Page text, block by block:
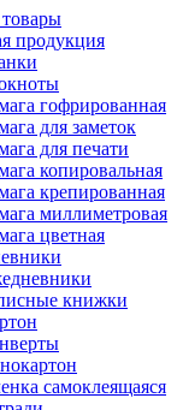
продукция
гофрированная
для заметок
для печати
копировальная
крепированная
миллиметровая
цветная
книжки
самоклеящаяся